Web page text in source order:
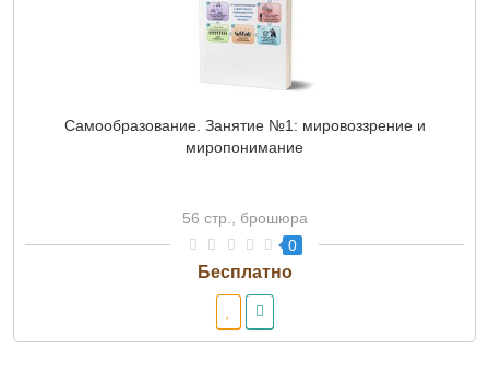
Самообразование. Занятие №1: мировоззрение и
миропонимание
56 стр., брошюра
0